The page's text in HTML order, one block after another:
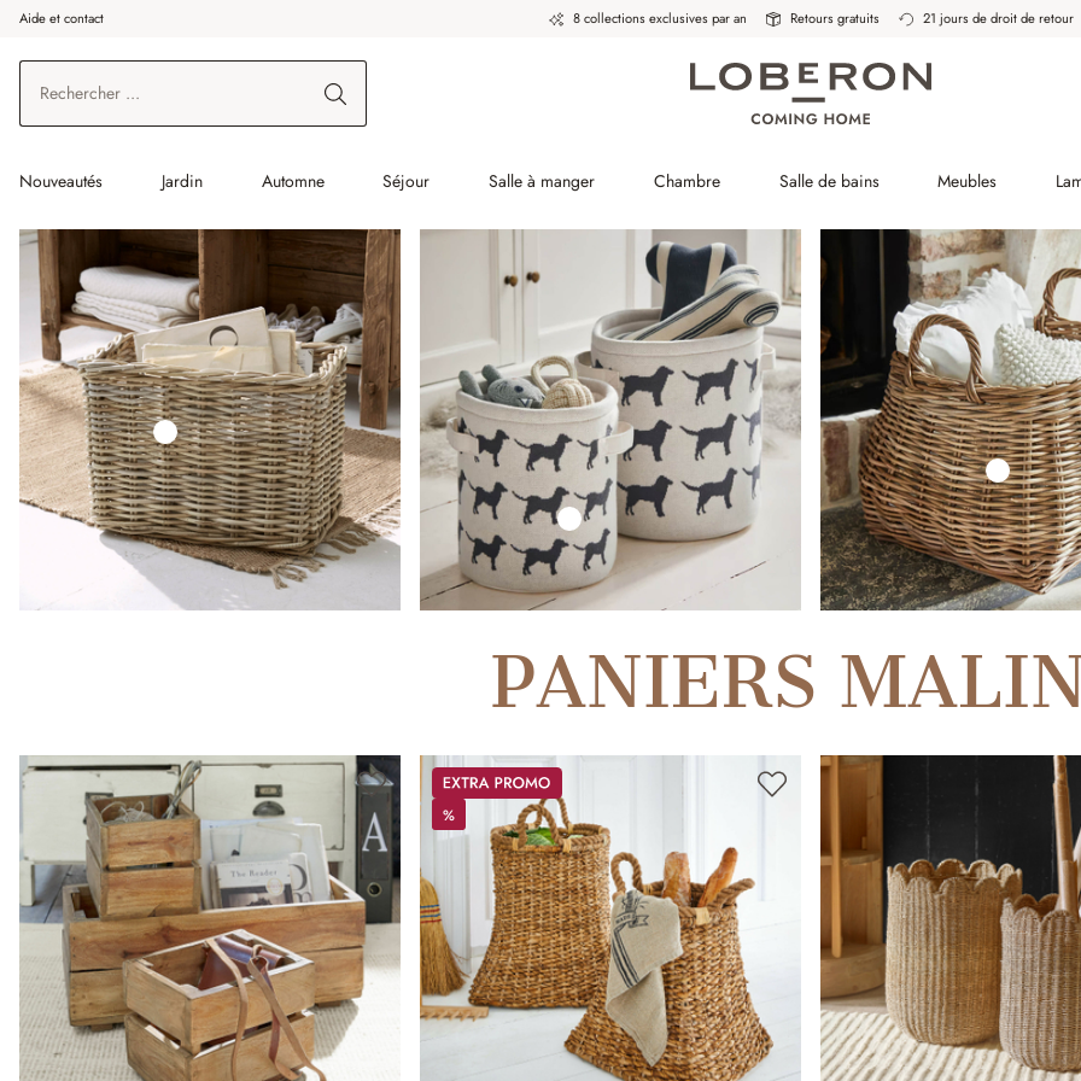
au contenu principal
Aller à la recherche
Aller à la navigation principale
Aide et contact 8 collections exclusives par an Retours gratuits 21 jours de droit de retour
Nouveautés Jardin Automne Séjour Salle à manger Chambre Salle de bains Meubles
PANIERS
Promos
%
%